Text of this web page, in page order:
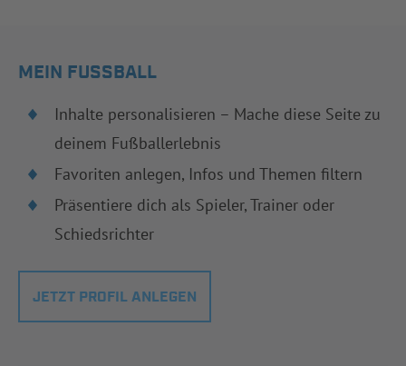
MEIN FUSSBALL
Inhalte personalisieren – Mache diese Seite zu
deinem Fußballerlebnis
Favoriten anlegen, Infos und Themen filtern
Präsentiere dich als Spieler, Trainer oder
Schiedsrichter
JETZT PROFIL ANLEGEN